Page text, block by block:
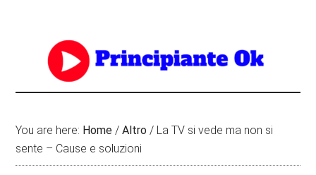
You are here: Home / Altro / La TV si vede ma non si
sente – Cause e soluzioni